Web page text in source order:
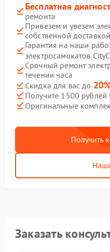
Бесплатная
ремонта
Привезем и увезем
собственной доставкой
Гарантия на наши
электросамокатов
Срочный ремонт
течении часа
Скидка для вас до
Получите 1500 рублей
Оригинальные
Получить
Заказать